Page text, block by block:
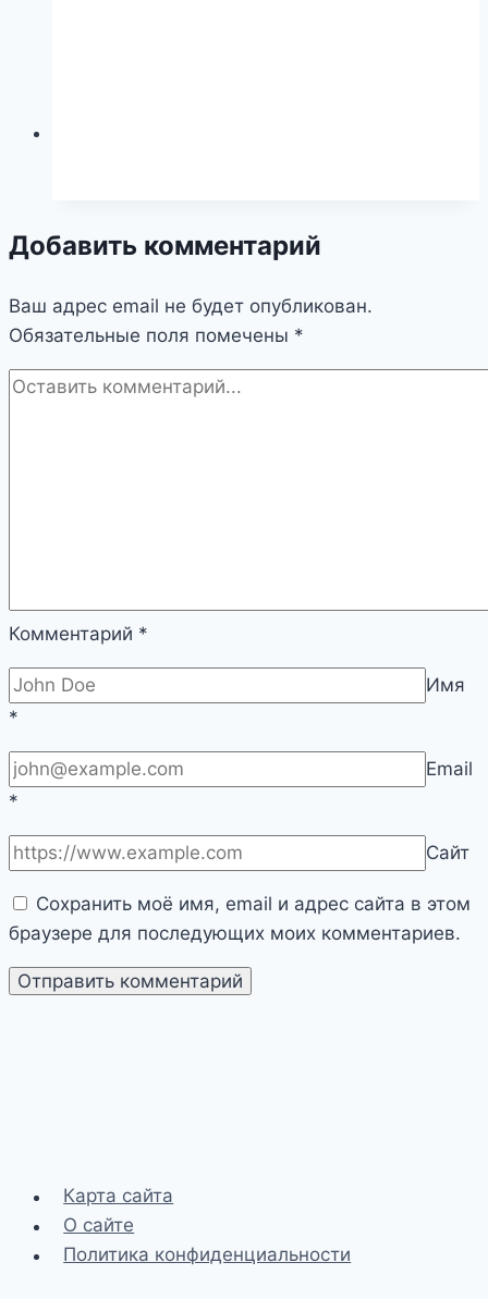
Добавить комментарий
Ваш адрес email не будет опубликован.
Обязательные поля помечены *
Комментарий *
Имя
*
Email
*
Сайт
Сохранить моё имя, email и адрес сайта в этом
браузере для последующих моих комментариев.
Карта сайта
О сайте
Политика конфиденциальности